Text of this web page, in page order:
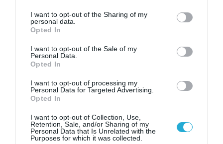
not limited to your visit or usage behaviour. You may click to
grant or deny consent to Google and its third-party tags to
use your data for below specified purposes in below Google
consent section.
I want to opt-out of the Sharing of my
personal data.
Opted In
I want to opt-out of the Sale of my
Personal Data.
Opted In
I want to opt-out of processing my
Personal Data for Targeted Advertising.
Opted In
I want to opt-out of Collection, Use,
Retention, Sale, and/or Sharing of my
Personal Data that Is Unrelated with the
Purposes for which it was collected.
βαλίτσα του φετινού
καλοκαιριού έχει την
υπογραφή της Xiaomi
ΟΛΗ Η ΡΟΗ ΕΙΔΗΣΕΩΝ